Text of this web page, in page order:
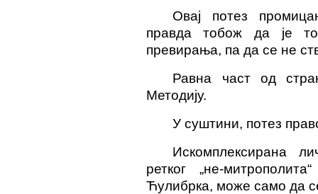
Овај потез
правда тобож да је то
превирања, па да се не
Равна част од
Методију.
У суштини, потез
Искомплексирана
ретког „не-
Ћулибрка, може само да